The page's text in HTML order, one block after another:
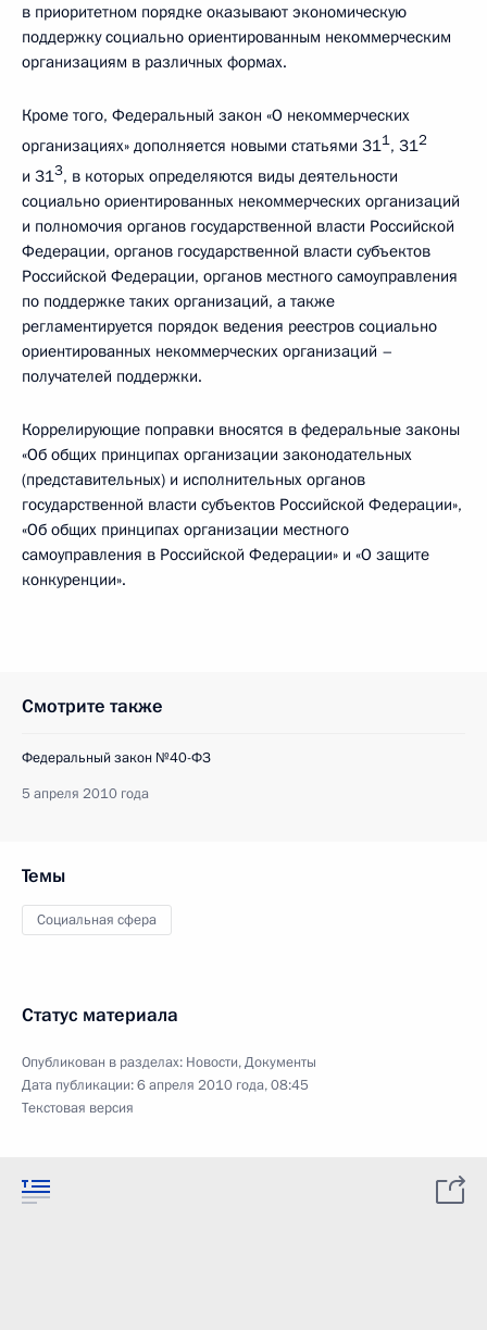
в приоритетном порядке оказывают экономическую
поддержку социально ориентированным некоммерческим
организациям в различных формах.
Кроме того, Федеральный закон «О некоммерческих
организациях» дополняется новыми статьями 311, 312
и 313, в которых определяются виды деятельности
социально ориентированных некоммерческих организаций
и полномочия органов государственной власти Российской
Федерации, органов государственной власти субъектов
Российской Федерации, органов местного самоуправления
по поддержке таких организаций, а также
регламентируется порядок ведения реестров социально
ориентированных некоммерческих организаций –
получателей поддержки.
Коррелирующие поправки вносятся в федеральные законы
«Об общих принципах организации законодательных
(представительных) и исполнительных органов
государственной власти субъектов Российской Федерации»,
«Об общих принципах организации местного
самоуправления в Российской Федерации» и «О защите
конкуренции».
Смотрите также
Федеральный закон №40-ФЗ
5 апреля 2010 года
Темы
Социальная сфера
Статус материала
Опубликован в разделах: Новости,Документы
Дата публикации:6 апреля 2010 года, 08:45
Текстовая версия